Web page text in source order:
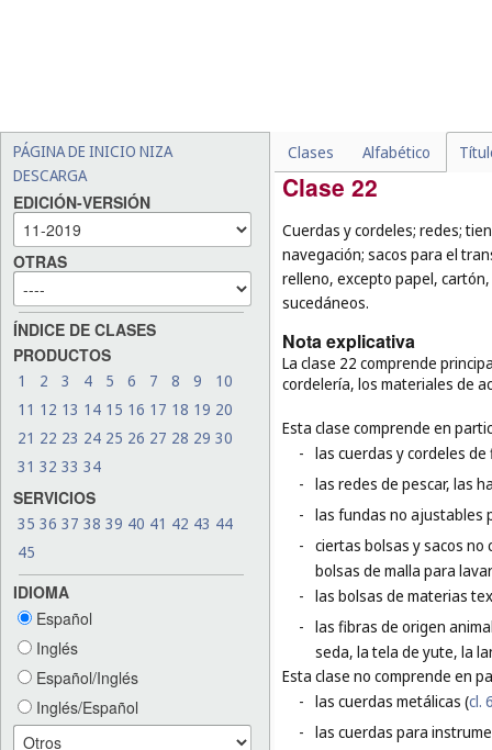
PÁGINA DE INICIO NIZA
DESCARGA
EDICIÓN-VERSIÓN
OTRAS
ÍNDICE DE CLASES
PRODUCTOS
1 2 3 4 5 6 7 8 9
10
11 12 13 14 15 16 17 18 19 20
21 22 23 24 25 26 27 28 29 30
31 32 33 34
SERVICIOS
35 36 37 38 39 40 41 42 43 44
45
IDIOMA
Español
Inglés
Español/Inglés
Inglés/Español
Clases Alfabético
las baldosas de loza (cl.
Clase 22
Cuerdas y cordeles; redes;
navegación; sacos para el
relleno, excepto papel,
sucedáneos.
Nota explicativa
La clase 22 comprende
cordelería, los materiales de
Esta clase comprende en
- las cuerdas y cordeles
- las redes de pescar, las
- las fundas no ajustables
- ciertas bolsas y sacos
bolsas de malla para
- las bolsas de materias
- las fibras de origen
seda, la tela de yute, la
Esta clase no comprende en
- las cuerdas metálicas (cl.
- las cuerdas para